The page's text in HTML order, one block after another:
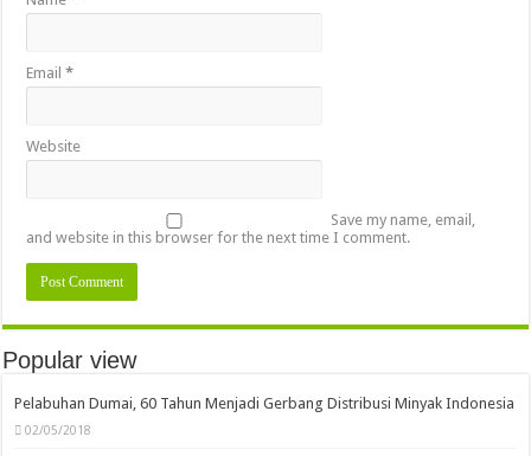
Email*
Website
Save my name, email,
and website in this browser for the next time I comment.
Popular view
Pelabuhan Dumai, 60 Tahun Menjadi Gerbang Distribusi Minyak Indonesia
02/05/2018